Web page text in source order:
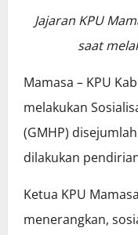
Jajaran KPU
saat
Mamasa – KPU
melakukan
(GMHP)
dilakukan
Ketua KPU
menerangkan,